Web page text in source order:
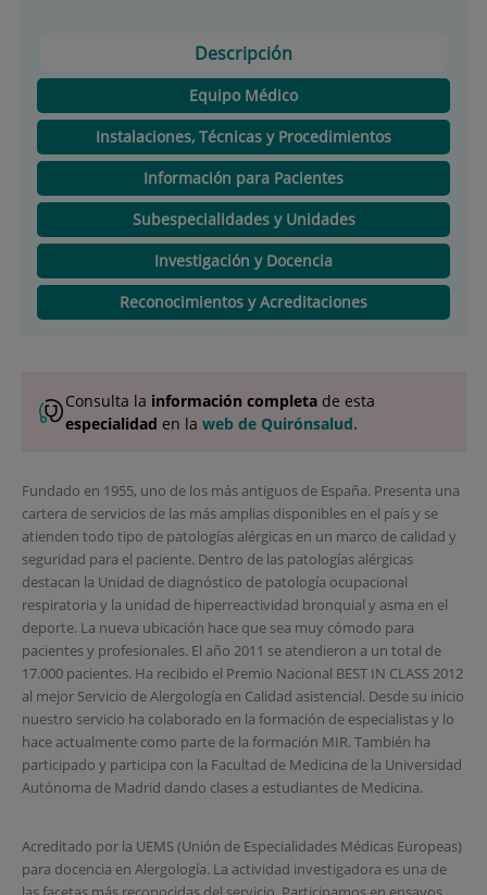
Descripción
Equipo Médico
Instalaciones, Técnicas y Procedimientos
Información para Pacientes
Subespecialidades y Unidades
Investigación y Docencia
Reconocimientos y Acreditaciones
Consulta la información completade esta
especialidad en la web de Quirónsalud.
Fundado en 1955, uno de los más antiguos de España. Presenta una
cartera de servicios de las más amplias disponibles en el país y se
atienden todo tipo de patologías alérgicas en un marco de calidad y
seguridad para el paciente. Dentro de las patologías alérgicas
destacan la Unidad de diagnóstico de patología ocupacional
respiratoria y la unidad de hiperreactividad bronquial y asma en el
deporte. La nueva ubicación hace que sea muy cómodo para
pacientes y profesionales. El año 2011 se atendieron a un total de
17.000 pacientes. Ha recibido el Premio Nacional BEST IN CLASS 2012
al mejor Servicio de Alergología en Calidad asistencial. Desde su inicio
nuestro servicio ha colaborado en la formación de especialistas y lo
hace actualmente como parte de la formación MIR. También ha
participado y participa con la Facultad de Medicina de la Universidad
Autónoma de Madrid dando clases a estudiantes de Medicina.
Acreditado por la UEMS (Unión de Especialidades Médicas Europeas)
para docencia en Alergología. La actividad investigadora es una de